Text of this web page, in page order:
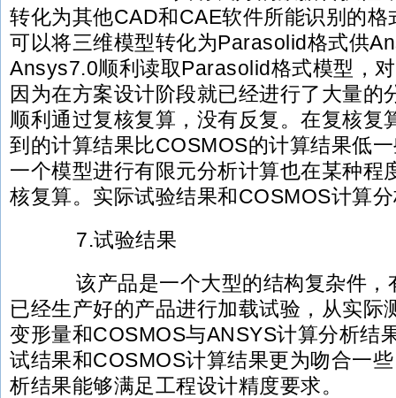
转化为其他CAD和CAE软件所能识别的
可以将三维模型转化为Parasolid格式供
Ansys7.0顺利读取Parasolid格式模型，
因为在方案设计阶段就已经进行了大量的
顺利通过复核复算，没有反复。在复核复
到的计算结果比COSMOS的计算结果低
一个模型进行有限元分析计算也在某种程
核复算。实际试验结果和COSMOS计算
7.试验结果
该产品是一个大型的结构复杂件，
已经生产好的产品进行加载试验，从实际
变形量和COSMOS与ANSYS计算分析结
试结果和COSMOS计算结果更为吻合一
析结果能够满足工程设计精度要求。